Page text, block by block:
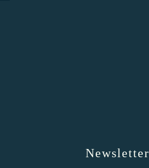
Newsletter